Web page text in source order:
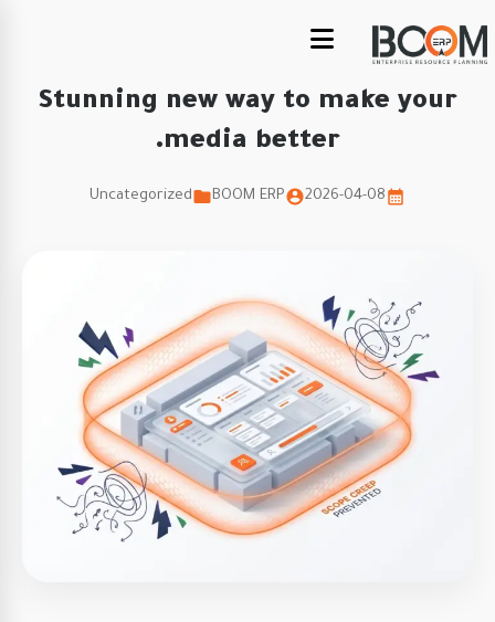
Stunning new way to make your
media better.
2026-04-08
BOOM ERP
Uncategorized